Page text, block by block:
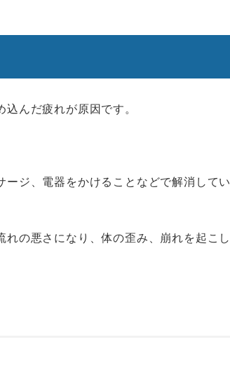
んだ疲れが原因です。
ジ、電器をかけることなどで解消してい
の悪さになり、体の歪み、崩れを起こし